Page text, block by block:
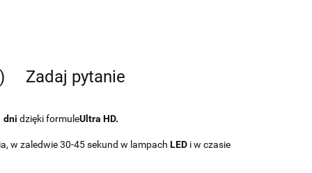
Zadaj pytanie
dni dzięki formuleUltra HD.
w zaledwie 30-45 sekund w lampach LED i w czasie